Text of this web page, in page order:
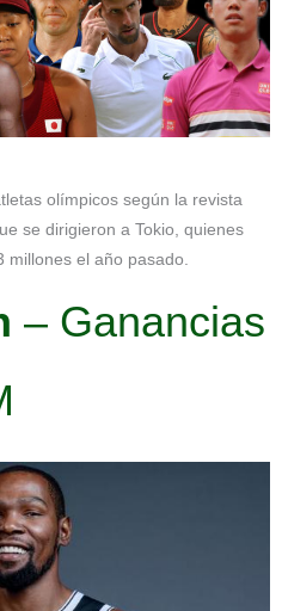
olímpicos según la revista
se dirigieron a Tokio, quienes
millones el año pasado.
– Ganancias